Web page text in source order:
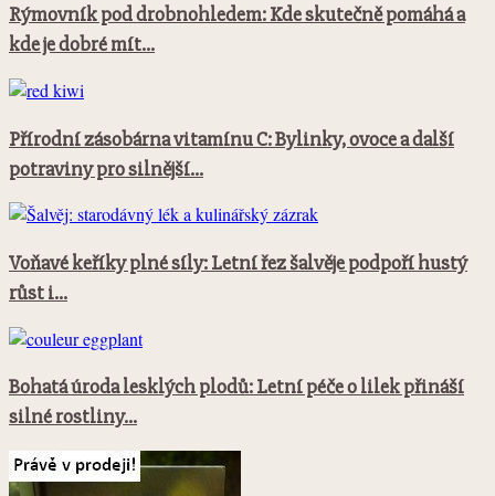
Rýmovník pod drobnohledem: Kde skutečně pomáhá a
kde je dobré mít...
Přírodní zásobárna vitamínu C: Bylinky, ovoce a další
potraviny pro silnější...
Voňavé keříky plné síly: Letní řez šalvěje podpoří hustý
růst i...
Bohatá úroda lesklých plodů: Letní péče o lilek přináší
silné rostliny...